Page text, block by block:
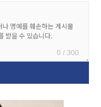
0 / 300